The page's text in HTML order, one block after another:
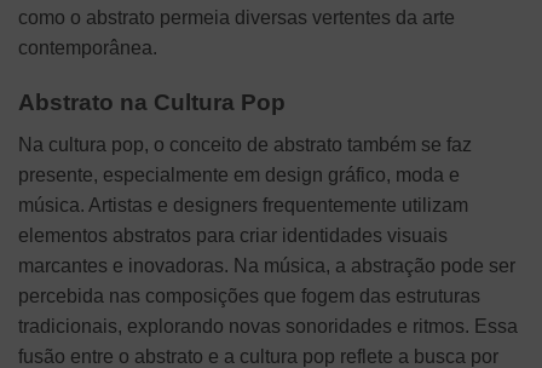
como o abstrato permeia diversas vertentes da arte
contemporânea.
Abstrato na Cultura Pop
Na cultura pop, o conceito de abstrato também se faz
presente, especialmente em design gráfico, moda e
música. Artistas e designers frequentemente utilizam
elementos abstratos para criar identidades visuais
marcantes e inovadoras. Na música, a abstração pode ser
percebida nas composições que fogem das estruturas
tradicionais, explorando novas sonoridades e ritmos. Essa
fusão entre o abstrato e a cultura pop reflete a busca por